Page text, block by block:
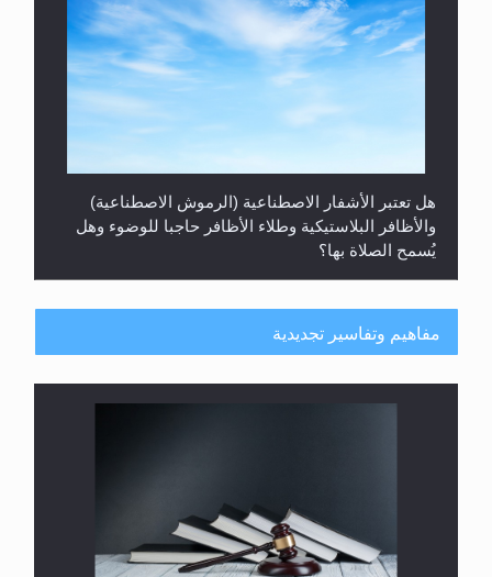
هل تعتبر الأشفار الاصطناعية (الرموش الاصطناعية)
والأظافر البلاستيكية وطلاء الأظافر حاجبا للوضوء وهل
يُسمح الصلاة بها؟
هل يُحسب حول الزكاة وفق السنة الميلادية أو الهجرية؟
مفاهيم وتفاسير تجديدية